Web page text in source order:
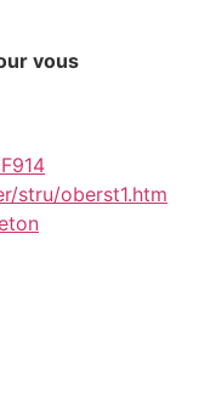
vous
stru/oberst1.htm